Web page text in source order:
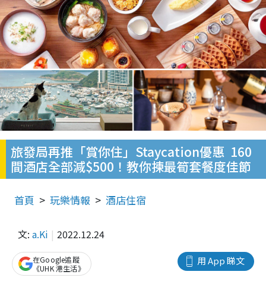
旅發局再推「賞你住」Staycation優惠 160
間酒店全部減$500！教你揀最筍套餐度佳節
首頁 玩樂情報 酒店住宿
文: a.Ki 2022.12.24
用 App 睇文
在Google追蹤
《UHK 港生活》